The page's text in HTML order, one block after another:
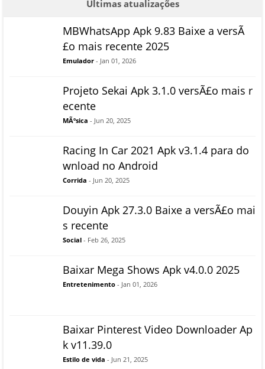
Ultimas atualizações
MBWhatsApp Apk 9.83 Baixe a versÃ
£o mais recente 2025
Emulador - Jan 01, 2026
Projeto Sekai Apk 3.1.0 versÃ£o mais r
ecente
MÃºsica - Jun 20, 2025
Racing In Car 2021 Apk v3.1.4 para do
wnload no Android
Corrida - Jun 20, 2025
Douyin Apk 27.3.0 Baixe a versÃ£o mai
s recente
Social - Feb 26, 2025
Baixar Mega Shows Apk v4.0.0 2025
Entretenimento - Jan 01, 2026
Baixar Pinterest Video Downloader Ap
k v11.39.0
Estilo de vida - Jun 21, 2025